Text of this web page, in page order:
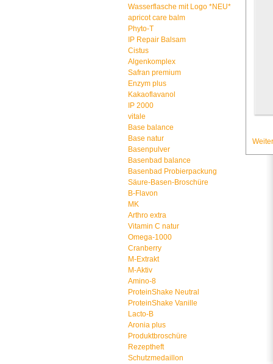
Wasserflasche mit Logo *NEU*
apricot care balm
Phyto-T
IP Repair Balsam
Cistus
Algenkomplex
Safran premium
Enzym plus
Kakaoflavanol
IP 2000
vitale
Base balance
Base natur
Basenpulver
Basenbad balance
Basenbad Probierpackung
Säure-Basen-Broschüre
B-Flavon
MK
Arthro extra
Vitamin C natur
Omega-1000
Cranberry
M-Extrakt
M-Aktiv
Amino-8
ProteinShake Neutral
ProteinShake Vanille
Lacto-B
Aronia plus
Produktbroschüre
Rezeptheft
Schutzmedaillon